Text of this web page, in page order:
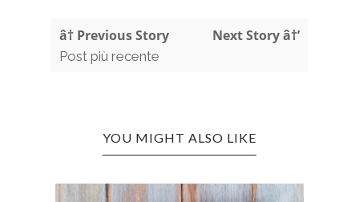
â† Previous Story
Post più recente
Next Story â†’
YOU MIGHT ALSO LIKE